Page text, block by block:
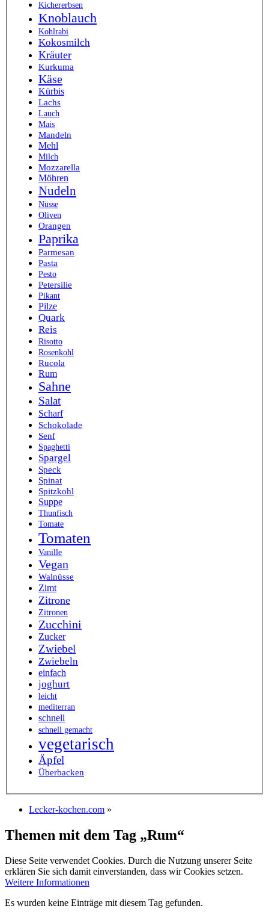
Kichererbsen
Knoblauch
Kohlrabi
Kokosmilch
Kräuter
Kurkuma
Käse
Kürbis
Lachs
Lauch
Mais
Mandeln
Mehl
Milch
Mozzarella
Möhren
Nudeln
Nüsse
Oliven
Orangen
Paprika
Parmesan
Pasta
Pesto
Petersilie
Pikant
Pilze
Quark
Reis
Risotto
Rosenkohl
Rucola
Rum
Sahne
Salat
Scharf
Schokolade
Senf
Spaghetti
Spargel
Speck
Spinat
Spitzkohl
Suppe
Thunfisch
Tomate
Tomaten
Vanille
Vegan
Walnüsse
Zimt
Zitrone
Zitronen
Zucchini
Zucker
Zwiebel
Zwiebeln
einfach
joghurt
leicht
mediterran
schnell
schnell gemacht
vegetarisch
Äpfel
Überbacken
Lecker-kochen.com »
Themen mit dem Tag „Rum“
Diese Seite verwendet Cookies. Durch die Nutzung unserer Seite
erklären Sie sich damit einverstanden, dass wir Cookies setzen.
Weitere Informationen
Es wurden keine Einträge mit diesem Tag gefunden.